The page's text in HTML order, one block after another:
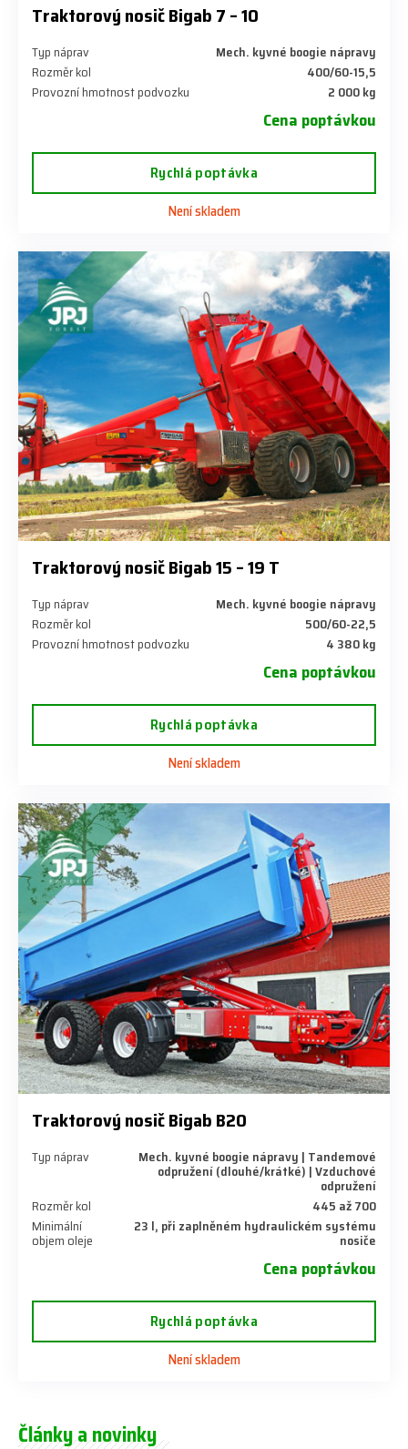
Traktorový nosič Bigab 7 – 10
Typ náprav
Mech. kyvné boogie nápravy
Rozměr kol
400/60-15,5
Provozní hmotnost podvozku
2 000 kg
Cena poptávkou
Rychlá poptávka
Není skladem
Traktorový nosič Bigab 15 – 19 T
Typ náprav
Mech. kyvné boogie nápravy
Rozměr kol
500/60-22,5
Provozní hmotnost podvozku
4 380 kg
Cena poptávkou
Rychlá poptávka
Není skladem
Traktorový nosič Bigab B20
Typ náprav Mech. kyvné boogie nápravy | Tandemové
odpružení (dlouhé/krátké) | Vzduchové
odpružení
Rozměr kol
445 až 700
Minimální
objem oleje
23 l, při zaplněném hydraulickém systému
nosiče
Cena poptávkou
Rychlá poptávka
Není skladem
Články a novinky